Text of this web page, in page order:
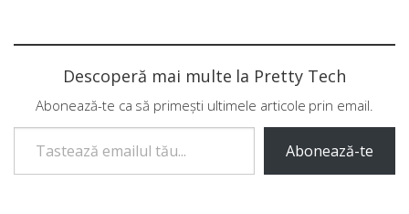
Descoperă mai multe la Pretty Tech
Abonează-te ca să primești ultimele articole prin email.
Tastează emailul tău...
Abonează-te